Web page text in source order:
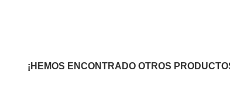
¡HEMOS ENCONTRADO OTROS